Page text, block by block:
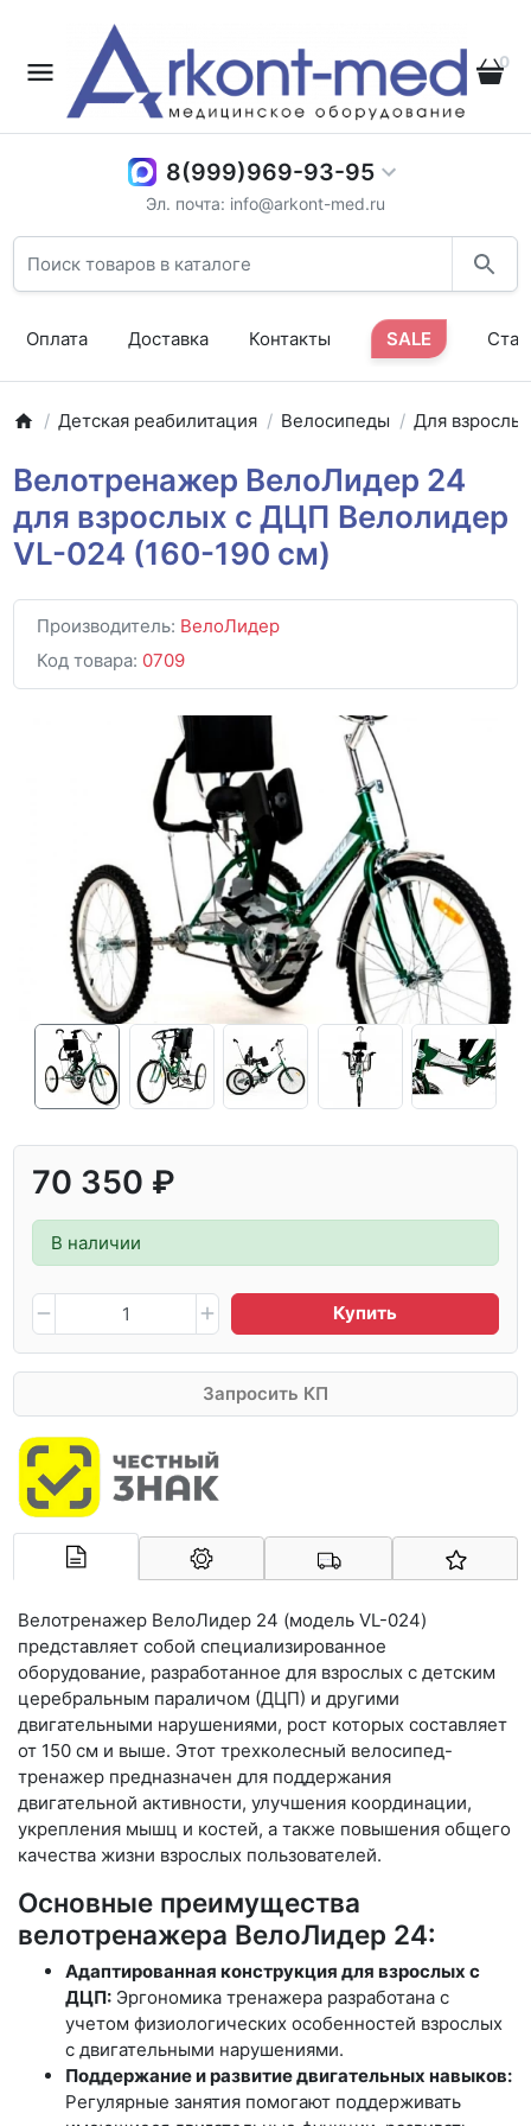
0
8(999)969-93-95
Эл. почта: info@arkont-med.ru
Оплата Доставка Контакты SALE
Детская реабилитация Велосипеды Для
Велотренажер ВелоЛидер 24
для взрослых с ДЦП Велолидер
VL-024 (160-190 см)
Производитель: ВелоЛидер
Код товара: 0709
70 350 ₽
В наличии
Купить
Запросить КП
Арконт-Мед
Велотренажер ВелоЛидер 24 (модель VL-024)
представляет собой специализированное
оборудование, разработанное для взрослых с детским
церебральным параличом (ДЦП) и другими
двигательными нарушениями, рост которых составляет
от 150 см и выше. Этот трехколесный велосипед-
тренажер предназначен для поддержания
двигательной активности, улучшения координации,
укрепления мышц и костей, а также повышения общего
качества жизни взрослых пользователей.
Основные преимущества
велотренажера ВелоЛидер 24:
Адаптированная конструкция для взрослых с
ДЦП: Эргономика тренажера разработана с
учетом физиологических особенностей взрослых
с двигательными нарушениями.
Поддержание и развитие двигательных навыков:
Регулярные занятия помогают поддерживать